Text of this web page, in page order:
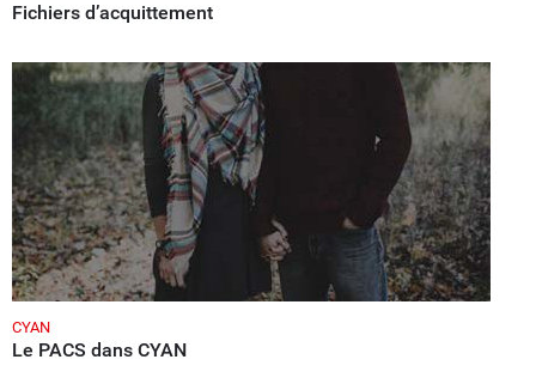
Fichiers d’acquittement
CYAN
Le PACS dans CYAN